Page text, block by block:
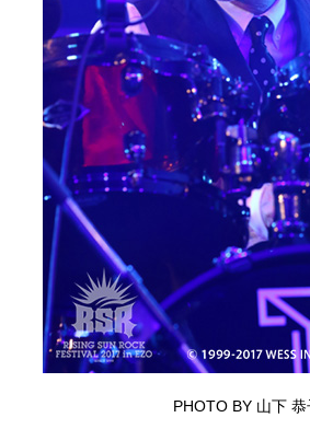
PHOTO BY 山下 恭